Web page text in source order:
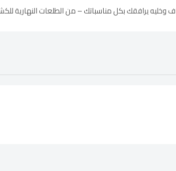
يرافقك بكل مناسباتك – من الطلعات النهارية